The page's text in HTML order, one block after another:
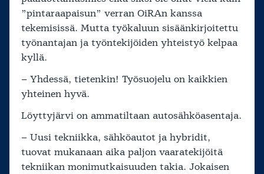
”pintaraapaisun” verran OiRAn kanssa
tekemisissä. Mutta työkaluun sisäänkirjoitettu
työnantajan ja työntekijöiden yhteistyö kelpaa
kyllä.
– Yhdessä, tietenkin! Työsuojelu on kaikkien
yhteinen hyvä.
Löyttyjärvi on ammatiltaan autosähköasentaja.
– Uusi tekniikka, sähköautot ja hybridit,
tuovat mukanaan aika paljon vaaratekijöitä
tekniikan monimutkaisuuden takia. Jokaisen